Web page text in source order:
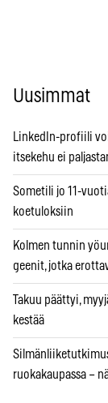
Uusimmat
LinkedIn-profiili
itsekehu ei
Sometili jo 11-
koetuloksiin
Kolmen tunnin
geenit, jotka
Takuu päättyi,
kestää
ruokakaupassa –